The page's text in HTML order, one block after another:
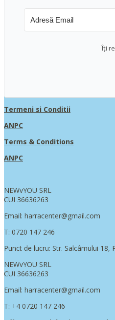
Îți
Termeni si Conditii
ANPC
Terms & Conditions
ANPC
NEWvYOU SRL
CUI 36636263
Email: harracenter@gmail.com
T: 0720 147 246
Punct de lucru: Str. Salcâmului 18,
NEWvYOU SRL
CUI 36636263
Email: harracenter@gmail.com
T: +4 0720 147 246